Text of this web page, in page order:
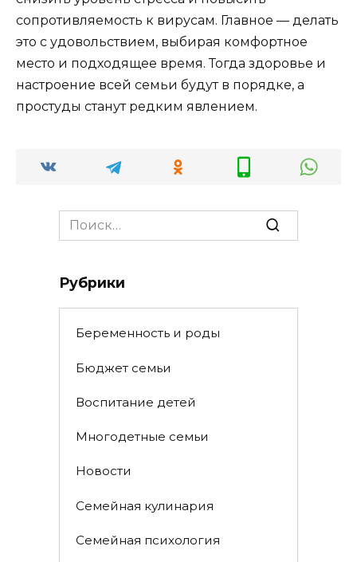
сопротивляемость к вирусам. Главное — делать
это с удовольствием, выбирая комфортное
место и подходящее время. Тогда здоровье и
настроение всей семьи будут в порядке, а
простуды станут редким явлением.
Search
for:
Рубрики
Беременность и роды
Бюджет семьи
Воспитание детей
Многодетные семьи
Новости
Семейная кулинария
Семейная психология